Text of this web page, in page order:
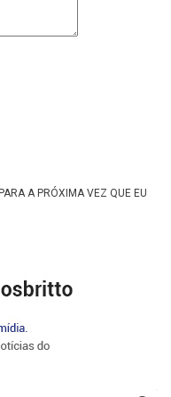
A PRÓXIMA VEZ QUE EU